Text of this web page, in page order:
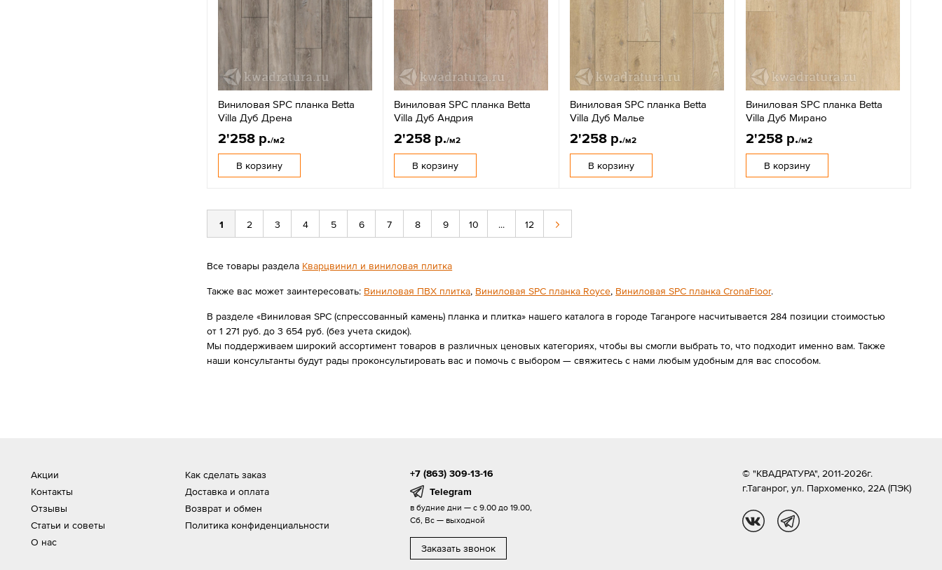
Виниловая SPC планка Betta
Villa Дуб Дрена
2'258 р./м2
В корзину
Виниловая SPC планка Betta
Villa Дуб Андрия
2'258 р./м2
В корзину
Виниловая SPC планка Betta
Villa Дуб Малье
2'258 р./м2
В корзину
Виниловая SPC планка Betta
Villa Дуб Мирано
2'258 р./м2
В корзину
1 2 3 4 5 6 7 8 9 10 ... 12
Все товары раздела Кварцвинил и виниловая плитка
Также вас может заинтересовать: Виниловая ПВХ плитка, Виниловая SPС планка Royce, Виниловая SPC планка CronaFloor.
В разделе «Виниловая SPС (спрессованный камень) планка и плитка» нашего каталога в городе Таганроге насчитывается 284 позиции стоимостью
от 1 271 руб. до 3 654 руб. (без учета скидок).
Мы поддерживаем широкий ассортимент товаров в различных ценовых категориях, чтобы вы смогли выбрать то, что подходит именно вам. Также
наши консультанты будут рады проконсультировать вас и помочь с выбором — свяжитесь с нами любым удобным для вас способом.
Акции
Контакты
Отзывы
Статьи и советы
О нас
Как сделать заказ
Доставка и оплата
Возврат и обмен
Политика конфиденциальности
+7 (863) 309-13-16
Telegram
в будние дни — с 9.00 до 19.00,
Сб, Вс — выходной
Заказать звонок
© "КВАДРАТУРА", 2011-2026г.
г.Таганрог, ул. Пархоменко, 22А (ПЭК)